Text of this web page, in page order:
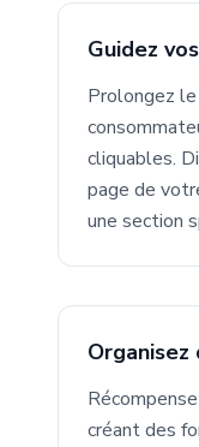
Guidez
Prolongez
cliquables.
page de
une section
Organisez
créant des